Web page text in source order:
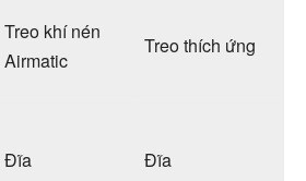
Treo khí nén
Airmatic
Treo thích ứng
Đĩa Đĩa